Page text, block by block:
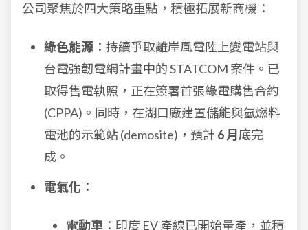
公司聚焦於四大策略重點，積極拓展新商機：
綠色能源 ：持續爭取離岸風電陸上變電站與
台電強韌電網計畫中的 STATCOM 案件。已
取得售電執照，正在簽署首張綠電購售合約
(CPPA)。同時，在湖口廠建置儲能與氫燃料
電池的示範站 (demosite)，預計 6 月底完
成。
電氣化 ：
電動車 ：印度 EV 產線已開始量產，並積